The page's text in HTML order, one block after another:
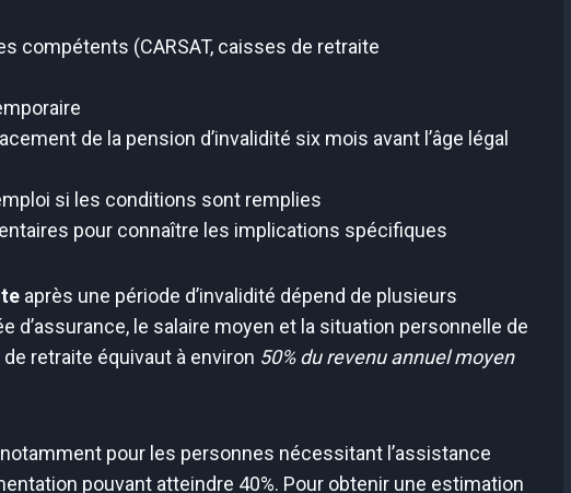
compétents (CARSAT, caisses de retraite
de la pension d’invalidité six mois avant l’âge légal
si les conditions sont remplies
pour connaître les implications spécifiques
après une période d’invalidité dépend de plusieurs
d’assurance, le salaire moyen et la situation personnelle de
de retraite équivaut à environ 50% du revenu annuel moyen
pour les personnes nécessitant l’assistance
pouvant atteindre 40%. Pour obtenir une estimation